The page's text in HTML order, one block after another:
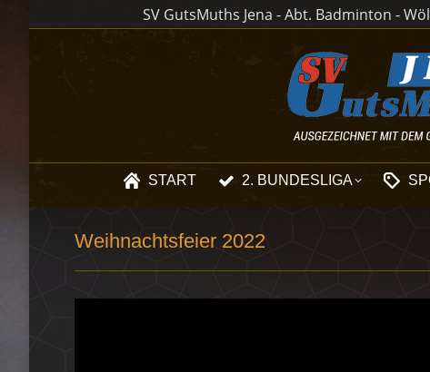
SV GutsMuths Jena - Abt. Badminton -
START 2. BUNDESLIGA
Weihnachtsfeier 2022